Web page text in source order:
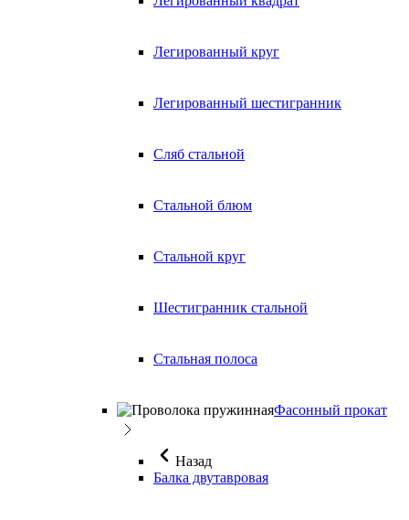
Легированный круг
Легированный шестигранник
Сляб стальной
Стальной блюм
Стальной круг
Шестигранник стальной
Стальная полоса
Фасонный прокат
Назад
Балка двутавровая